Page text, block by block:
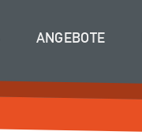
ANGEBOTE